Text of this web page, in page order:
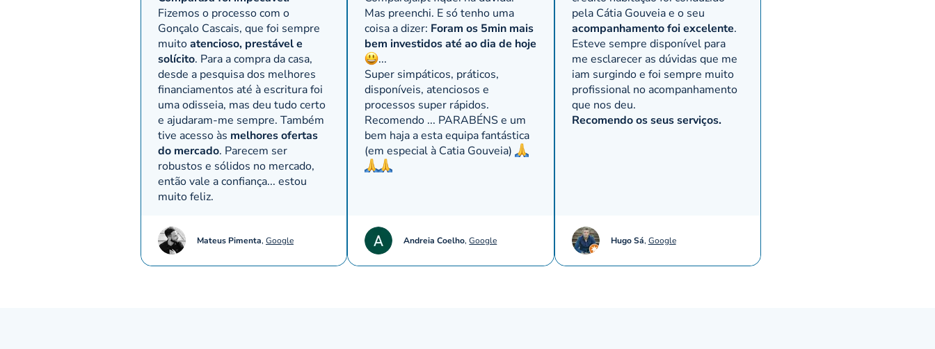
Fizemos o processo com o
Gonçalo Cascais, que foi sempre
muitoatencioso, prestável e
solícito. Para a compra da casa,
desde a pesquisa dos melhores
financiamentos até à escritura foi
uma odisseia, mas deu tudo certo
e ajudaram-me sempre. Também
tive acesso às melhores ofertas
do mercado. Parecem ser
robustos e sólidos no mercado,
então vale a confiança... estou
muito feliz.
Mateus Pimenta, Google
Mas preenchi. E só tenho uma
coisa a dizer: Foram os 5min mais
bem investidos até ao dia de hoje
...
Super simpáticos, práticos,
disponíveis, atenciosos e
processos super rápidos.
Recomendo ... PARABÉNS e um
bem haja a esta equipa fantástica
(em especial à Catia Gouveia)
Andreia Coelho,Google
pela Cátia Gouveia e o seu
acompanhamento foi excelente.
Esteve sempre disponível para
me esclarecer as dúvidas que me
iam surgindo e foi sempre muito
profissional no acompanhamento
que nos deu.
Recomendo os seus serviços.
Hugo Sá, Google